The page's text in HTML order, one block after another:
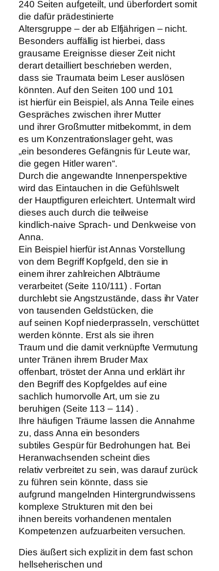
240 Seiten aufgeteilt, und überfordert somit
die dafür prädestinierte
Altersgruppe – der ab Elfjährigen – nicht.
Besonders auffällig ist hierbei, dass
grausame Ereignisse dieser Zeit nicht
derart detailliert beschrieben werden,
dass sie Traumata beim Leser auslösen
könnten. Auf den Seiten 100 und 101
ist hierfür ein Beispiel, als Anna Teile eines
Gespräches zwischen ihrer Mutter
und ihrer Großmutter mitbekommt, in dem
es um Konzentrationslager geht, was
„ein besonderes Gefängnis für Leute war,
die gegen Hitler waren“.
Durch die angewandte Innenperspektive
wird das Eintauchen in die Gefühlswelt
der Hauptfiguren erleichtert. Untermalt wird
dieses auch durch die teilweise
kindlich-naive Sprach- und Denkweise von
Anna.
Ein Beispiel hierfür ist Annas Vorstellung
von dem Begriff Kopfgeld, den sie in
einem ihrer zahlreichen Albträume
verarbeitet (Seite 110/111) . Fortan
durchlebt sie Angstzustände, dass ihr Vater
von tausenden Geldstücken, die
auf seinen Kopf niederprasseln, verschüttet
werden könnte. Erst als sie ihren
Traum und die damit verknüpfte Vermutung
unter Tränen ihrem Bruder Max
offenbart, tröstet der Anna und erklärt ihr
den Begriff des Kopfgeldes auf eine
sachlich humorvolle Art, um sie zu
beruhigen (Seite 113 – 114) .
Ihre häufigen Träume lassen die Annahme
zu, dass Anna ein besonders
subtiles Gespür für Bedrohungen hat. Bei
Heranwachsenden scheint dies
relativ verbreitet zu sein, was darauf zurück
zu führen sein könnte, dass sie
aufgrund mangelnden Hintergrundwissens
komplexe Strukturen mit den bei
ihnen bereits vorhandenen mentalen
Kompetenzen aufzuarbeiten versuchen.
Dies äußert sich explizit in dem fast schon
hellseherischen und